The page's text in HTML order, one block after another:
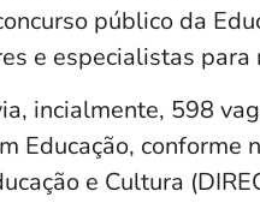
público da
e especialistas
incialmente, 598
Educação,
e Cultura